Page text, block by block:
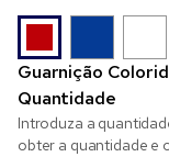
Guarnição
Quantidade
Introduza a
obter a quantidade e